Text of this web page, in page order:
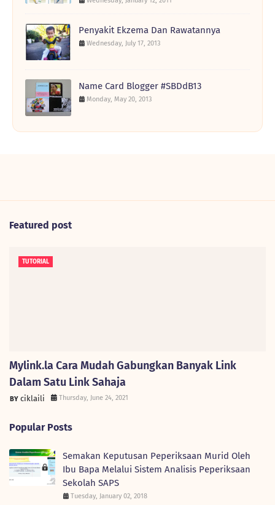
Penyakit Ekzema Dan Rawatannya
Wednesday, July 17, 2013
Name Card Blogger #SBDdB13
Monday, May 20, 2013
Featured post
TUTORIAL
Mylink.la Cara Mudah Gabungkan Banyak Link
Dalam Satu Link Sahaja
ciklaili Thursday, June 24, 2021
Popular Posts
Semakan Keputusan Peperiksaan Murid Oleh
Ibu Bapa Melalui Sistem Analisis Peperiksaan
Sekolah SAPS
Tuesday, January 02, 2018